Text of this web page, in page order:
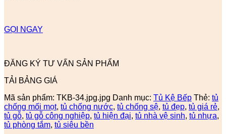
GỌI NGAY
ĐĂNG KÝ TƯ VẤN SẢN PHẨM
TẢI BẢNG GIÁ
Mã sản phẩm: TKB-34.jpg.jpg Danh mục: Tủ Kệ Bếp Thẻ: tủ
chống mối mọt, tủ chống nước, tủ chống sệ, tủ đẹp, tủ giá rẻ,
tủ gỗ, tủ gỗ công nghiệp, tủ hiện đại, tủ nhà vệ sinh, tủ nhựa,
tủ phòng tắm, tủ siêu bền